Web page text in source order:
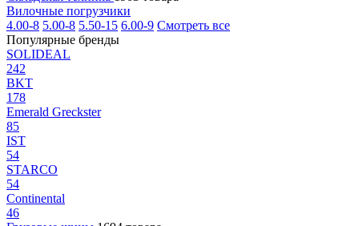
Вилочные погрузчики
4.00-8 5.00-8 5.50-15 6.00-9 Смотреть все
Популярные бренды
SOLIDEAL
242
BKT
178
Emerald Greckster
85
IST
54
STARCO
54
Continental
46